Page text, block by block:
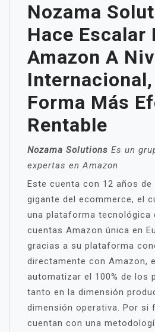
Nozama
Hace Escalar
Amazon A
Internacional,
Forma Más
Rentable
Nozama Solutions Es un
expertas en Amazon
Este cuenta con 12 años de
gigante del ecommerce, el
una plataforma tecnológica
cuentas Amazon única en
gracias a su plataforma
directamente con Amazon,
automatizar el 100% de los
tanto en la dimensión
dimensión operativa. Por si
cuentan con una